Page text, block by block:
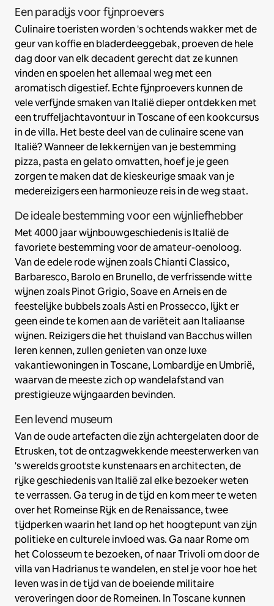
Een paradijs voor fijnproevers
Culinaire toeristen worden 's ochtends wakker met de
geur van koffie en bladerdeeggebak, proeven de hele
dag door van elk decadent gerecht dat ze kunnen
vinden en spoelen het allemaal weg met een
aromatisch digestief. Echte fijnproevers kunnen de
vele verfijnde smaken van Italië dieper ontdekken met
een truffeljachtavontuur in Toscane of een kookcursus
in de villa. Het beste deel van de culinaire scene van
Italië? Wanneer de lekkernijen van je bestemming
pizza, pasta en gelato omvatten, hoef je je geen
zorgen te maken dat de kieskeurige smaak van je
medereizigers een harmonieuze reis in de weg staat.
De ideale bestemming voor een wijnliefhebber
Met 4000 jaar wijnbouwgeschiedenis is Italië de
favoriete bestemming voor de amateur-oenoloog.
Van de edele rode wijnen zoals Chianti Classico,
Barbaresco, Barolo en Brunello, de verfrissende witte
wijnen zoals Pinot Grigio, Soave en Arneis en de
feestelijke bubbels zoals Asti en Prossecco, lijkt er
geen einde te komen aan de variëteit aan Italiaanse
wijnen. Reizigers die het thuisland van Bacchus willen
leren kennen, zullen genieten van onze luxe
vakantiewoningen in Toscane, Lombardije en Umbrië,
waarvan de meeste zich op wandelafstand van
prestigieuze wijngaarden bevinden.
Een levend museum
Van de oude artefacten die zijn achtergelaten door de
Etrusken, tot de ontzagwekkende meesterwerken van
's werelds grootste kunstenaars en architecten, de
rijke geschiedenis van Italië zal elke bezoeker weten
te verrassen. Ga terug in de tijd en kom meer te weten
over het Romeinse Rijk en de Renaissance, twee
tijdperken waarin het land op het hoogtepunt van zijn
politieke en culturele invloed was. Ga naar Rome om
het Colosseum te bezoeken, of naar Trivoli om door de
villa van Hadrianus te wandelen, en stel je voor hoe het
leven was in de tijd van de boeiende militaire
veroveringen door de Romeinen. In Toscane kunnen